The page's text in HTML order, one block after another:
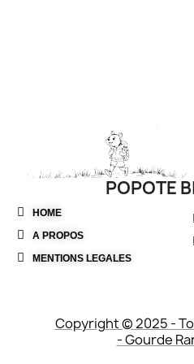
POPOTE
HOME
A PROPOS
MENTIONS LEGALES
Copyright © 2025 -
- Gourde